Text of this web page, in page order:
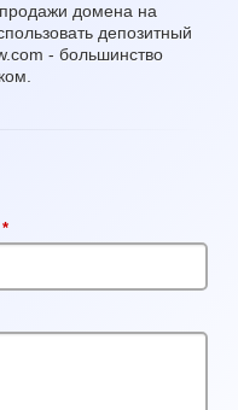
домена на
депозитный
- большинство
поле